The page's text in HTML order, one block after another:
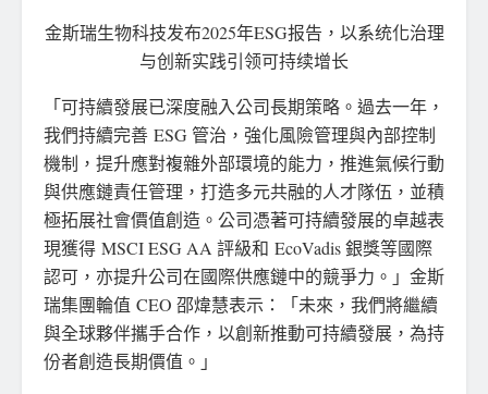
金斯瑞生物科技发布2025年ESG报告，以系统化治理
与创新实践引领可持续增长
「可持續發展已深度融入公司長期策略。過去一年，
我們持續完善 ESG 管治，強化風險管理與內部控制
機制，提升應對複雜外部環境的能力，推進氣候行動
與供應鏈責任管理，打造多元共融的人才隊伍，並積
極拓展社會價值創造。公司憑著可持續發展的卓越表
現獲得 MSCI ESG AA 評級和 EcoVadis 銀獎等國際
認可，亦提升公司在國際供應鏈中的競爭力。」金斯
瑞集團輪值 CEO 邵煒慧表示：「未來，我們將繼續
與全球夥伴攜手合作，以創新推動可持續發展，為持
份者創造長期價值。」